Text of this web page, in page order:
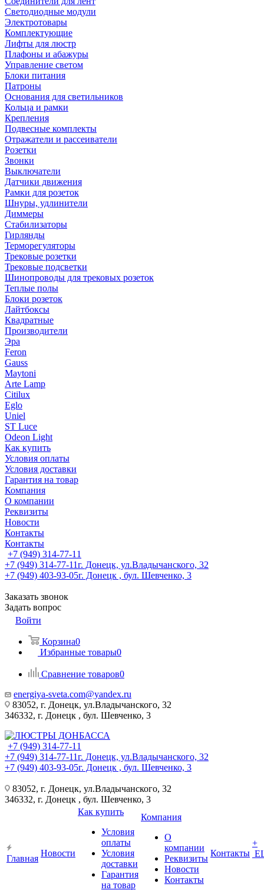
Светодиодные модули
Электротовары
Комплектующие
Лифты для люстр
Плафоны и абажуры
Управление светом
Блоки питания
Патроны
Основания для светильников
Кольца и рамки
Крепления
Подвесные комплекты
Отражатели и рассеиватели
Розетки
Звонки
Выключатели
Датчики движения
Рамки для розеток
Шнуры, удлинители
Диммеры
Стабилизаторы
Гирлянды
Терморегуляторы
Трековые розетки
Трековые подсветки
Шинопроводы для трековых розеток
Теплые полы
Блоки розеток
Лайтбоксы
Квадратные
Производители
Эра
Feron
Gauss
Maytoni
Arte Lamp
Citilux
Eglo
Uniel
ST Luce
Odeon Light
Как купить
Условия оплаты
Условия доставки
Гарантия на товар
Компания
О компании
Реквизиты
Новости
Контакты
Контакты
+7 (949) 314-77-11
+7 (949) 314-77-11г. Донецк, ул.Владычанского, 32
+7 (949) 403-93-05г. Донецк , бул. Шевченко, 3
Заказать звонок
Задать вопрос
Войти
Корзина0
Избранные товары0
Сравнение товаров0
energiya-sveta.com@yandex.ru
83052, г. Донецк, ул.Владычанского, 32
346332, г. Донецк , бул. Шевченко, 3
+7 (949) 314-77-11
+7 (949) 314-77-11г. Донецк, ул.Владычанского, 32
+7 (949) 403-93-05г. Донецк , бул. Шевченко, 3
83052, г. Донецк, ул.Владычанского, 32
346332, г. Донецк , бул. Шевченко, 3
Главная
Новости
Как купить
Условия
оплаты
Условия
доставки
Гарантия
на товар
Компания
О
компании
Реквизиты
Новости
Контакты
Контакты
+